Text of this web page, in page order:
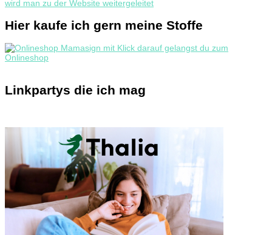
Hier kaufe ich gern meine Stoffe
Linkpartys die ich mag